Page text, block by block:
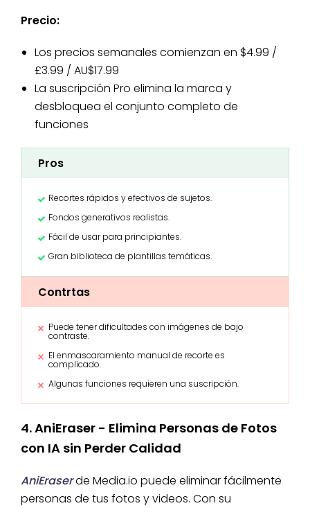
Precio:
Los precios semanales comienzan en $4.99 /
£3.99 / AU$17.99
La suscripción Pro elimina la marca y
desbloquea el conjunto completo de
funciones
Pros
Recortes rápidos y efectivos de sujetos.
Fondos generativos realistas.
Fácil de usar para principiantes.
Gran biblioteca de plantillas temáticas.
Contrtas
Puede tener dificultades con imágenes de bajo
contraste.
El enmascaramiento manual de recorte es
complicado.
Algunas funciones requieren una suscripción.
4. AniEraser - Elimina Personas de Fotos
con IA sin Perder Calidad
AniEraserde Media.io puede eliminar fácilmente
personas de tus fotos y videos. Con su